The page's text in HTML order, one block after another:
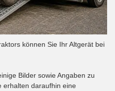
können Sie Ihr Altgerät bei
Bilder sowie Angaben zu
erhalten daraufhin eine